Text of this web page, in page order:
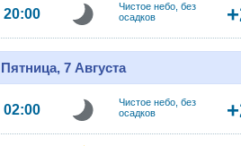
20:00
Чистое небо, без
осадков
Пятница, 7 Августа
02:00
Чистое небо, без
осадков